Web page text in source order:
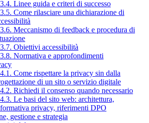
Linee guida e criteri di successo
Come rilasciare una dichiarazione di
Meccanismo di feedback e procedura di
Obiettivi accessibilità
Normativa e approfondimenti
Come rispettare la privacy sin dalla
di un sito o servizio digitale
Richiedi il consenso quando necessario
Le basi del sito web: architettura,
privacy, riferimenti DPO
gestione e strategia